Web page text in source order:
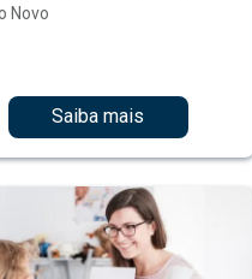
Novo
Saiba mais